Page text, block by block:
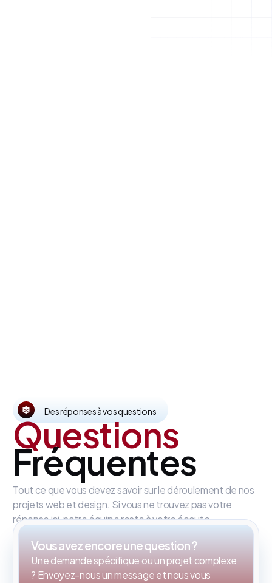
Des réponses à vos questions
Questions
Fréquentes
Tout ce que vous devez savoir sur le déroulement de nos
projets web et design. Si vous ne trouvez pas votre
réponse ici, notre équipe reste à votre écoute.
Vous avez encore une question ?
Une demande spécifique ou un projet complexe
? Envoyez-nous un message et nous vous